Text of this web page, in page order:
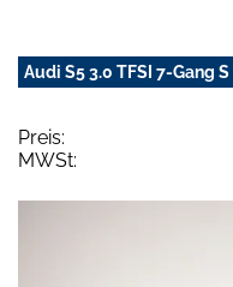
Audi S5 3.0 TFSI 7-Gang
Preis:
MWSt: